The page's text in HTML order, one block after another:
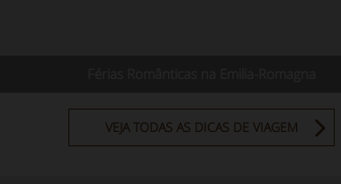
VEJA TODAS AS DICAS DE VIAGEM